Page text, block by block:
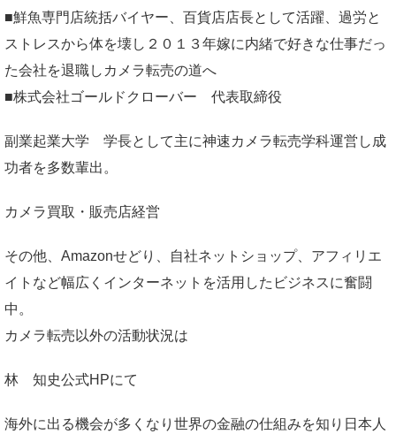
■鮮魚専門店統括バイヤー、百貨店店長として活躍、過労と
ストレスから体を壊し２０１３年嫁に内緒で好きな仕事だっ
た会社を退職しカメラ転売の道へ
■株式会社ゴールドクローバー 代表取締役
副業起業大学 学長として主に神速カメラ転売学科運営し成
功者を多数輩出。
カメラ買取・販売店経営
その他、Amazonせどり、自社ネットショップ、アフィリエ
イトなど幅広くインターネットを活用したビジネスに奮闘
中。
カメラ転売以外の活動状況は
林 知史公式HPにて
海外に出る機会が多くなり世界の金融の仕組みを知り日本人